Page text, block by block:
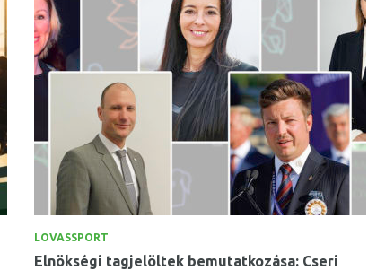
LOVASSPORT
Elnökségi tagjelöltek bemutatkozása: Cseri